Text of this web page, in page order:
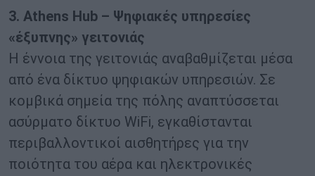
3. Athens Hub – Ψηφιακές υπηρεσίες
«έξυπνης» γειτονιάς
Η έννοια της γειτονιάς αναβαθμίζεται μέσα
από ένα δίκτυο ψηφιακών υπηρεσιών. Σε
κομβικά σημεία της πόλης αναπτύσσεται
ασύρματο δίκτυο WiFi, εγκαθίστανται
περιβαλλοντικοί αισθητήρες για την
ποιότητα του αέρα και ηλεκτρονικές